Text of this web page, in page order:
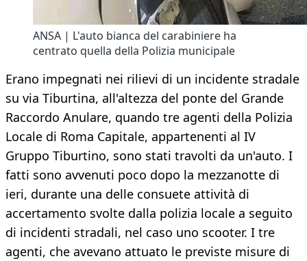
ANSA | L'auto bianca del carabiniere ha
centrato quella della Polizia municipale
Erano impegnati nei rilievi di un incidente stradale
su via Tiburtina, all'altezza del ponte del Grande
Raccordo Anulare, quando tre agenti della Polizia
Locale di Roma Capitale, appartenenti al IV
Gruppo Tiburtino, sono stati travolti da un'auto. I
fatti sono avvenuti poco dopo la mezzanotte di
ieri, durante una delle consuete attività di
accertamento svolte dalla polizia locale a seguito
di incidenti stradali, nel caso uno scooter. I tre
agenti, che avevano attuato le previste misure di